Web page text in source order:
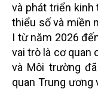
và phát triển kinh
thiểu số và miền
I từ năm 2026
vai trò là cơ quan
và Môi trường
quan Trung ương